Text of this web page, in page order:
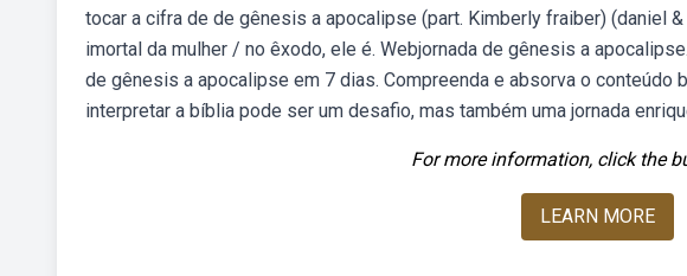
tocar a cifra de de gênesis a apocalipse (part. Kimberly fraiber) (daniel
imortal da mulher / no êxodo, ele é. Webjornada de gênesis a
de gênesis a apocalipse em 7 dias. Compreenda e absorva o conteúdo
interpretar a bíblia pode ser um desafio, mas também uma jornada
For more information, click the
LEARN MORE